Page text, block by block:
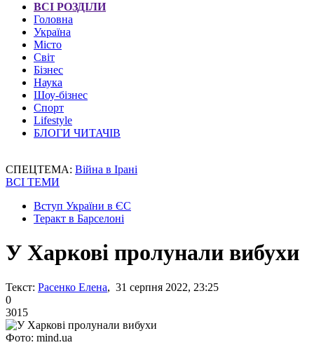
ВСІ РОЗДІЛИ
Головна
Україна
Місто
Світ
Бізнес
Наука
Шоу-бізнес
Спорт
Lifestyle
БЛОГИ ЧИТАЧІВ
СПЕЦТЕМА: Війна в Ірані
ВСІ ТЕМИ
Вступ України в ЄС
Теракт в Барселоні
У Харкові пролунали вибухи
Текст: Расенко Елена, 31 серпня 2022, 23:25
0
3015
Фото: mind.ua